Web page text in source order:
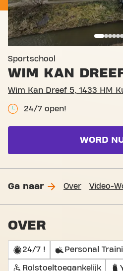
Sportschool
WIM KAN
Wim Kan Dreef 5, 1433 HM
24/7 open!
WORD
Ga naar Over Video-
OVER
24/7 ! Personal
Rolstoeltoegankelijk